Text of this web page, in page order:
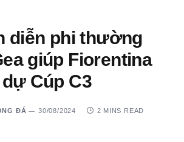
diễn phi thường
giúp Fiorentina
Cúp C3
ĐÁ 30/08/2024 2 MINS READ